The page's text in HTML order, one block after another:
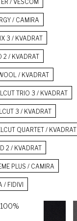
/ VESCOM
/ CAMIRA
3 / KVADRAT
2 / KVADRAT
/ KVADRAT
TRIO 3 / KVADRAT
3 / KVADRAT
QUARTET / KVADRAT
2 / KVADRAT
PLUS / CAMIRA
/ FIDIVI